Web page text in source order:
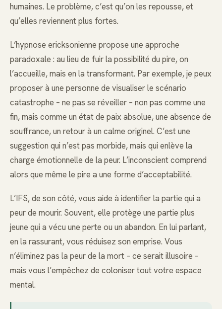
humaines. Le problème, c’est qu’on les repousse, et
qu’elles reviennent plus fortes.
L’hypnose ericksonienne propose une approche
paradoxale : au lieu de fuir la possibilité du pire, on
l’accueille, mais en la transformant. Par exemple, je peux
proposer à une personne de visualiser le scénario
catastrophe – ne pas se réveiller – non pas comme une
fin, mais comme un état de paix absolue, une absence de
souffrance, un retour à un calme originel. C’est une
suggestion qui n’est pas morbide, mais qui enlève la
charge émotionnelle de la peur. L’inconscient comprend
alors que même le pire a une forme d’acceptabilité.
L’IFS, de son côté, vous aide à identifier la partie qui a
peur de mourir. Souvent, elle protège une partie plus
jeune qui a vécu une perte ou un abandon. En lui parlant,
en la rassurant, vous réduisez son emprise. Vous
n’éliminez pas la peur de la mort – ce serait illusoire –
mais vous l’empêchez de coloniser tout votre espace
mental.